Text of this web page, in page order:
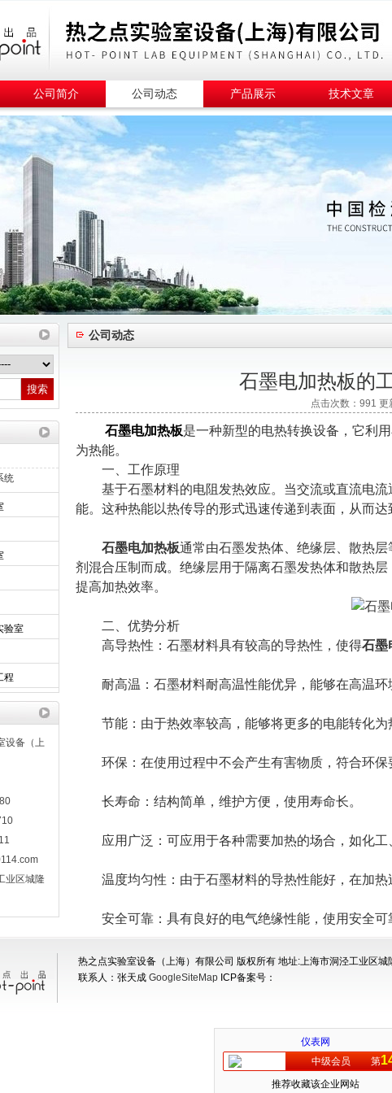
海）有限公司
公司简介 公司动态 产品展示 技术文章
统
验室
程
设备（上
业区城隆
公司动态
石墨电加热板的
点击次数：991
石墨电加热板是一种新型的电热转换设备，它利
为热能。
一、工作原理
基于石墨材料的电阻发热效应。当交流或直流电流
能。这种热能以热传导的形式迅速传递到表面，从而达
石墨电加热板通常由石墨发热体、绝缘层、散热
剂混合压制而成。绝缘层用于隔离石墨发热体和散热
提高加热效率。
二、优势分析
高导热性：石墨材料具有较高的导热性，使得石墨
耐高温：石墨材料耐高温性能优异，能够在高温环
节能：由于热效率较高，能够将更多的电能转化为
环保：在使用过程中不会产生有害物质，符合环保
长寿命：结构简单，维护方便，使用寿命长。
应用广泛：可应用于各种需要加热的场合，如化工
温度均匀性：由于石墨材料的导热性能好，在加热
安全可靠：具有良好的电气绝缘性能，使用安全可
热之点实验室设备（上海）有限公司 版权所有 地址:上海市洞泾工业区
联系人：张天成 GoogleSiteMap ICP备案号：
仪表网
中级会员
第
推荐收藏该企业网站